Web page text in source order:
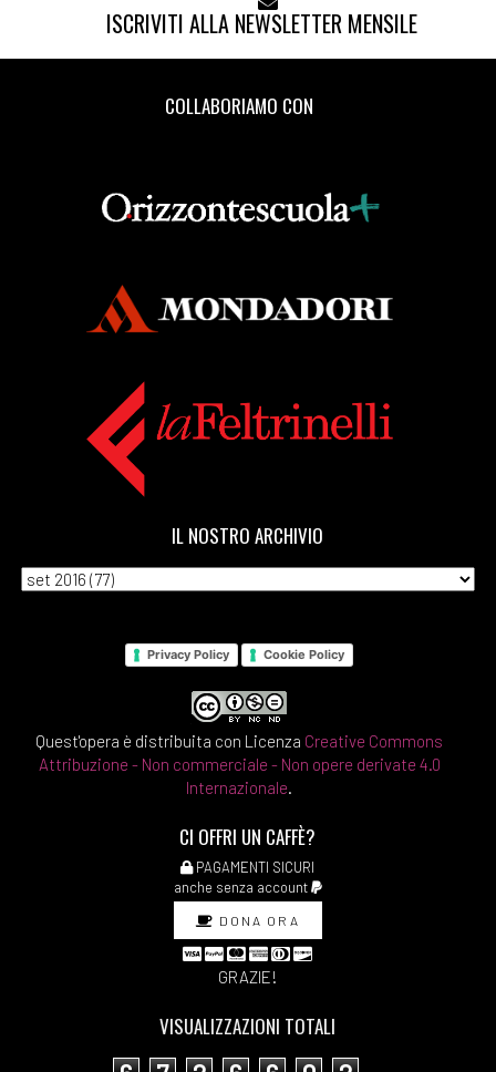
ISCRIVITI ALLA NEWSLETTER MENSILE
COLLABORIAMO CON
IL NOSTRO ARCHIVIO
Privacy Policy Cookie Policy
Quest'opera è distribuita con Licenza Creative Commons
Attribuzione - Non commerciale - Non opere derivate 4.0
Internazionale
CI OFFRI UN CAFFÈ?
PAGAMENTI SICURI
anche senza account
DONA ORA
GRAZIE!
VISUALIZZAZIONI TOTALI